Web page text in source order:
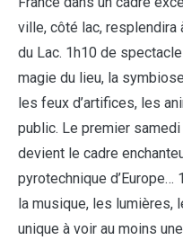
ville, côté lac, resplendira
du Lac. 1h10 de
magie du lieu, la
les feux d’artifices, les
public. Le premier samedi
devient le cadre
pyrotechnique d’Europe…
la musique, les lumières,
unique à voir au moins